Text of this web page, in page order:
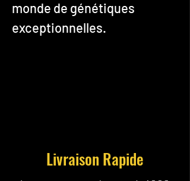
monde de génétiques
exceptionnelles.
Livraison Rapide